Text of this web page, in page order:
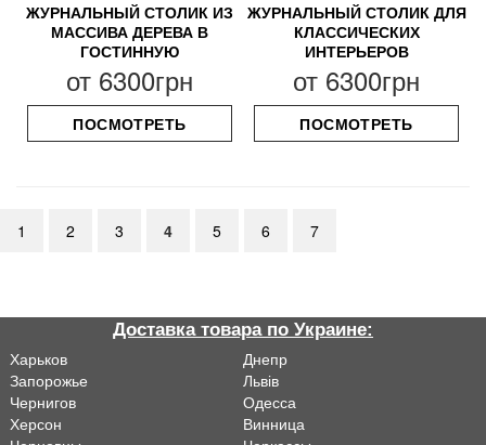
ЖУРНАЛЬНЫЙ СТОЛИК ИЗ
МАССИВА ДЕРЕВА В
ГОСТИННУЮ
от 6300грн
ПОСМОТРЕТЬ
ЖУРНАЛЬНЫЙ СТОЛИК ДЛЯ
КЛАССИЧЕСКИХ
ИНТЕРЬЕРОВ
от 6300грн
ПОСМОТРЕТЬ
1 2 3 4 5 6 7
Доставка товара по Украине:
Харьков
Днепр
Запорожье
Львiв
Чернигов
Одесса
Херсон
Винница